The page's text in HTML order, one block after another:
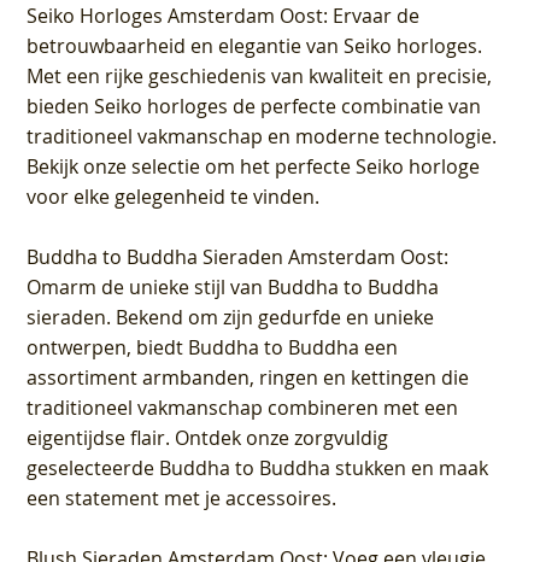
Seiko Horloges Amsterdam Oost: Ervaar de
betrouwbaarheid en elegantie van Seiko horloges.
Met een rijke geschiedenis van kwaliteit en precisie,
bieden Seiko horloges de perfecte combinatie van
traditioneel vakmanschap en moderne technologie.
Bekijk onze selectie om het perfecte Seiko horloge
voor elke gelegenheid te vinden.
Buddha to Buddha Sieraden Amsterdam Oost:
Omarm de unieke stijl van Buddha to Buddha
sieraden. Bekend om zijn gedurfde en unieke
ontwerpen, biedt Buddha to Buddha een
assortiment armbanden, ringen en kettingen die
traditioneel vakmanschap combineren met een
eigentijdse flair. Ontdek onze zorgvuldig
geselecteerde Buddha to Buddha stukken en maak
een statement met je accessoires.